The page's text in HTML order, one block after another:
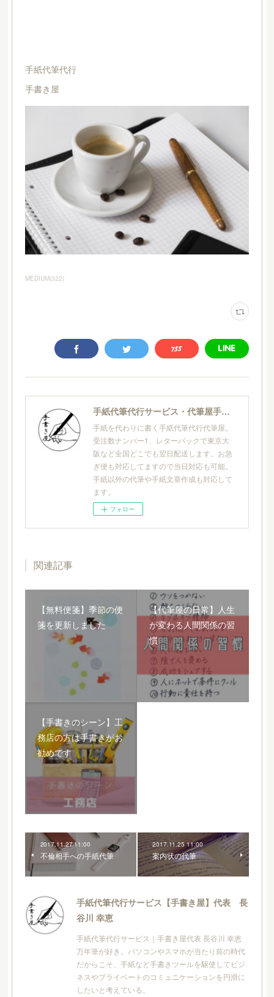
手紙代筆代行
手書き屋
MEDIUM(322)
手紙代筆代行サービス・代筆屋手書き屋®
手紙を代わりに書く手紙代筆代行代筆屋。
受注数ナンバー1、レターパックで東京大
阪など全国どこでも翌日配送します。お急
ぎ便も対応してますので当日対応も可能。
手紙以外の代筆や手紙文章作成も対応して
ます。
フォロー
関連記事
【無料便箋】季節の便
箋を更新しました
【代筆屋の日常】人生
が変わる人間関係の習
慣
【手書きのシーン】工
務店の方は手書きがお
勧めです
2017.11.27 11:00
不倫相手への手紙代筆
2017.11.25 11:00
案内状の代筆
手紙代筆代行サービス【手書き屋】代表 長
谷川 幸恵
手紙代筆代行サービス｜手書き屋代表 長谷川 幸恵
万年筆が好き。パソコンやスマホが当たり前の時代
だからこそ、手紙など手書きツールを駆使してビジ
ネスやプライベートのコミュニケーションを円滑に
したいと考えている。